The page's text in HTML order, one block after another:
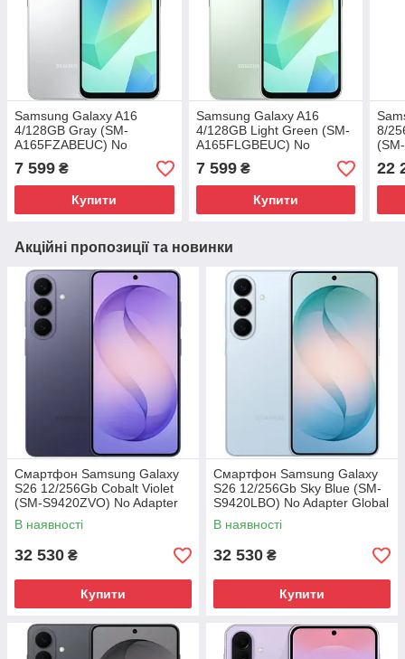
Samsung Galaxy A16
4/128GB Gray (SM-
A165FZABEUC) No
7 599 ₴
Купити
Samsung Galaxy A16
4/128GB Light Green (SM-
A165FLGBEUС) No
7 599₴
Купити
8/
22
Акційні пропозиції та новинки
Смартфон Samsung Galaxy
S26 12/256Gb Cobalt Violet
(SM-S9420ZVO) No Adapter
Global version
В наявності
32 530 ₴
Купити
Смартфон Samsung Galaxy
S26 12/256Gb Sky Blue (SM-
S9420LBO) No Adapter Global
version
В наявності
32 530 ₴
Купити